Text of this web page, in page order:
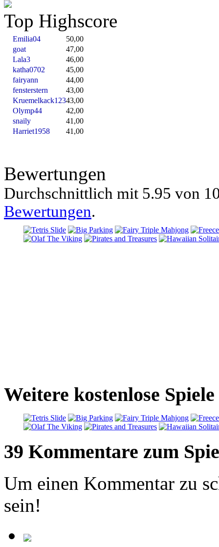
Top Highscore
Emilia04
50,00
goat
47,00
Lala3
46,00
katha0702
45,00
fairyann
44,00
fensterstern
43,00
Kruemelkack12343,00
Olymp44
42,00
snaily
41,00
Harriet1958
41,00
Bewertungen
Durchschnittlich mit 5.95 von
Bewertungen.
Weitere kostenlose
39 Kommentare zum
Um einen Kommentar zu
sein!